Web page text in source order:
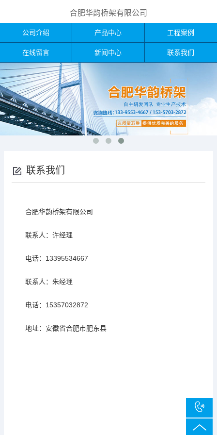
合肥华韵桥架有限公司
公司介绍 产品中心 工程案例
在线留言 新闻中心 联系我们
联系我们
合肥华韵桥架有限公司
联系人：许经理
电话：13395534667
联系人：朱经理
电话：15357032872
地址：安徽省合肥市肥东县